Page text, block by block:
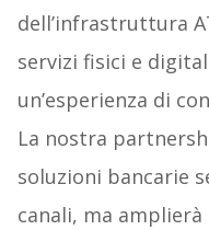
dell’infrastruttura
servizi fisici e
un’esperienza di
La nostra
soluzioni bancarie
canali, ma